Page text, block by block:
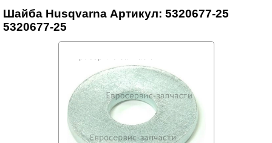
Шайба Husqvarna Артикул: 5320677-25
5320677-25